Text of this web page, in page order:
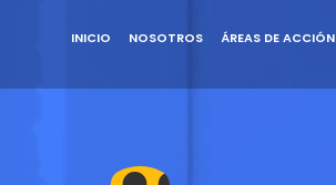
INICIO NOSOTROS ÁREAS DE ACCIÓN